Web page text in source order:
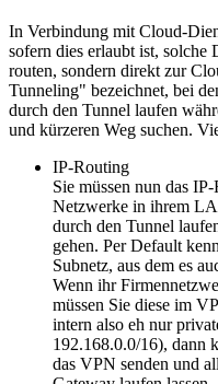
In Verbindung mit Cloud-
sofern dies erlaubt ist, solche
routen, sondern direkt zur
Tunneling" bezeichnet, bei
durch den Tunnel laufen
und kürzeren Weg suchen.
IP-Routing
Sie müssen nun das
Netzwerke in ihrem
durch den Tunnel
gehen. Per Default
Subnetz, aus dem es
Wenn ihr
müssen Sie diese im
intern also eh nur
192.168.0.0/16), dann
das VPN senden und